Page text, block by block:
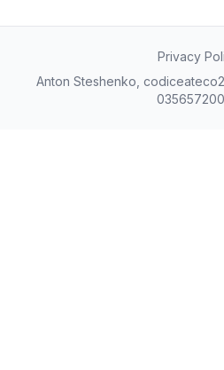
Privacy
Anton Steshenko,